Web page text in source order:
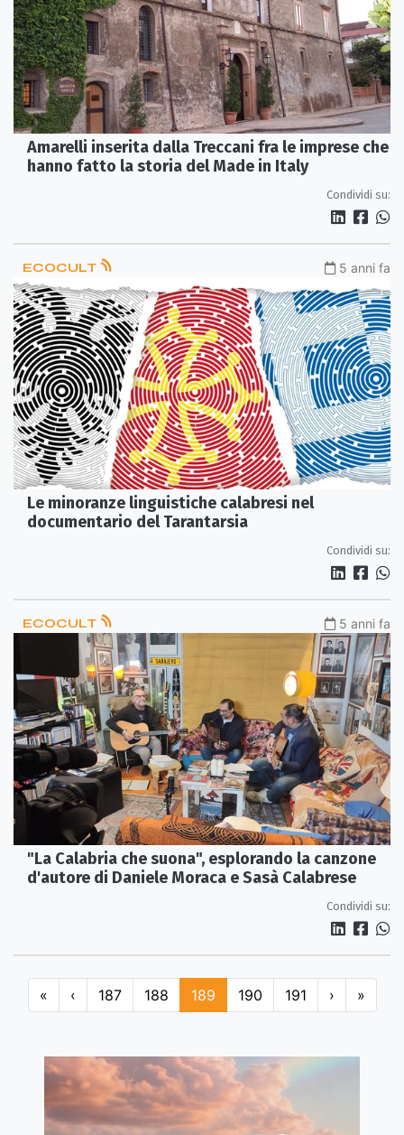
Amarelli inserita dalla Treccani fra le imprese che
hanno fatto la storia del Made in Italy
Condividi su:
ECOCULT 5 anni fa
Le minoranze linguistiche calabresi nel
documentario del Tarantarsia
Condividi su:
ECOCULT 5 anni fa
"La Calabria che suona", esplorando la canzone
d'autore di Daniele Moraca e Sasà Calabrese
Condividi su:
« ‹ 187 188 189 190 191 › »